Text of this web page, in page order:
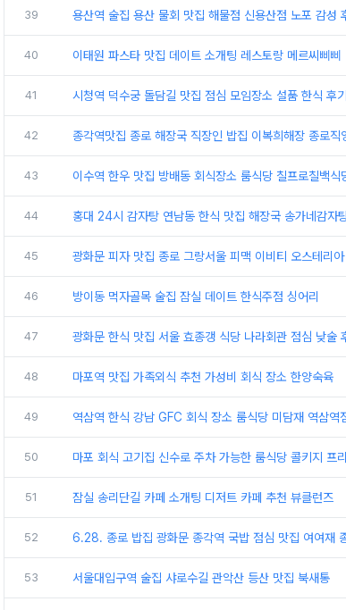
39 용산역 술집 용산 물회 맛집 해물점 신용산점 노포 감성
40 이태원 파스타 맛집 데이트 소개팅 레스토랑 메르씨삐삐
41 시청역 덕수궁 돌담길 맛집 점심 모임장소 설품 한식 후기
42 종각역맛집 종로 해장국 직장인 밥집 이복희해장 종로직
43 이수역 한우 맛집 방배동 회식장소 룸식당 칠프로칠백식
44 홍대 24시 감자탕 연남동 한식 맛집 해장국 송가네감자
45 광화문 피자 맛집 종로 그랑서울 피맥 이비티 오스테리아
46 방이동 먹자골목 술집 잠실 데이트 한식주점 싱어리
47 광화문 한식 맛집 서울 효종갱 식당 나라회관 점심 낮술
48 마포역 맛집 가족외식 추천 가성비 회식 장소 한양숙육
49 역삼역 한식 강남 GFC 회식 장소 룸식당 미담재 역삼역
50 마포 회식 고기집 신수로 주차 가능한 룸식당 콜키지 프리
51 잠실 송리단길 카페 소개팅 디저트 카페 추천 뷰클런즈
52 6.28. 종로 밥집 광화문 종각역 국밥 점심 맛집 여여재
53 서울대입구역 술집 샤로수길 관악산 등산 맛집 북새통